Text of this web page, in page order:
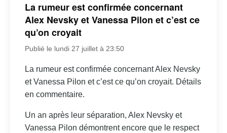
La rumeur est confirmée concernant
Alex Nevsky et Vanessa Pilon et c’est ce
qu’on croyait
Publié le lundi 27 juillet à 23:50
La rumeur est confirmée concernant Alex Nevsky
et Vanessa Pilon et c’est ce qu’on croyait. Détails
en commentaire.
Un an après leur séparation, Alex Nevsky et
Vanessa Pilon démontrent encore que le respect